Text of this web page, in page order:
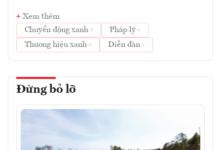
Xem thêm
Chuyển động xanh
Pháp lý
Thương hiệu xanh
Diễn đàn
Đừng bỏ lỡ